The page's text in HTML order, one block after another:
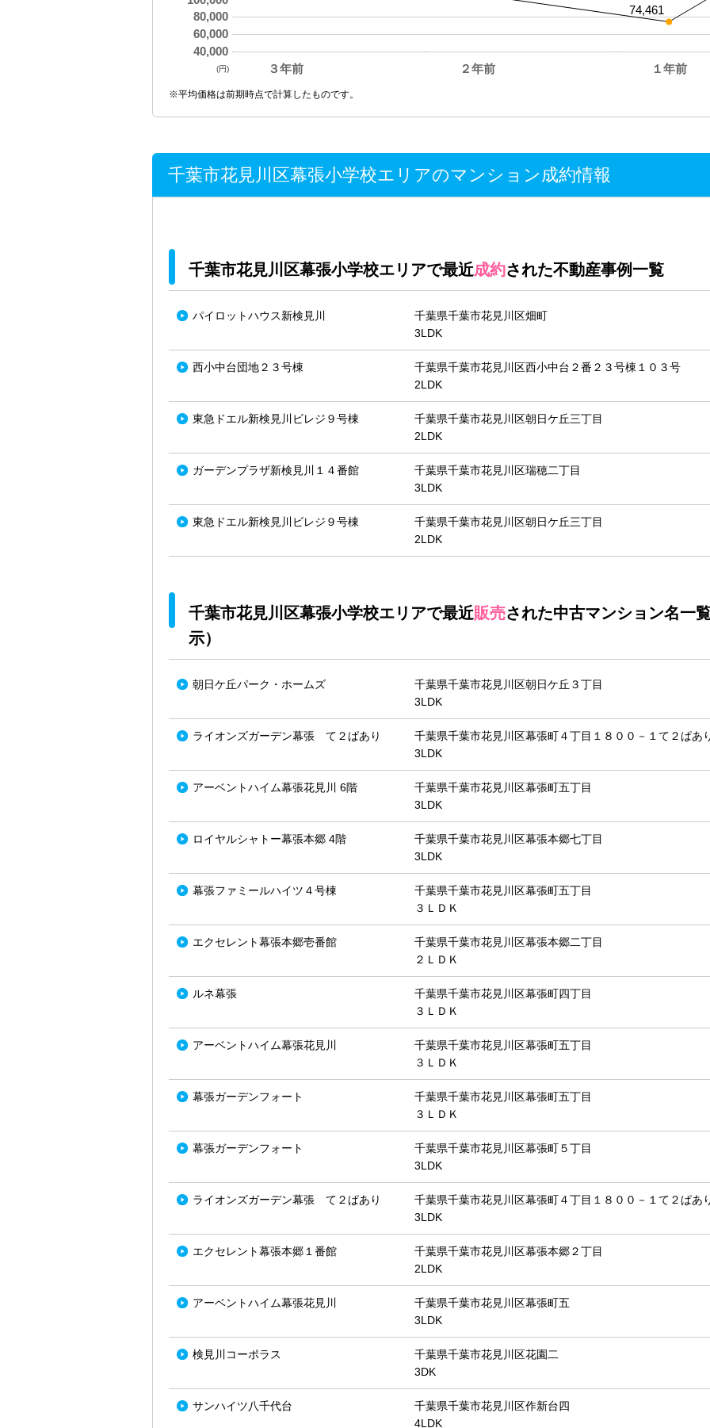
３年前 ２年前 １年前
40,000
60,000
80,000
74,461
(円)
※平均価格は前期時点で計算したものです。
千葉市花見川区幕張小学校エリアのマンション成約情報
千葉市花見川区幕張小学校エリアで最近成約された不動産事例一覧
パイロットハウス新検見川
千葉県千葉市花見川区畑町
3LDK
西小中台団地２３号棟
千葉県千葉市花見川区西小中台２番２３号棟１０３号
2LDK
東急ドエル新検見川ビレジ９号棟
千葉県千葉市花見川区朝日ケ丘三丁目
2LDK
ガーデンプラザ新検見川１４番館
千葉県千葉市花見川区瑞穂二丁目
3LDK
東急ドエル新検見川ビレジ９号棟
千葉県千葉市花見川区朝日ケ丘三丁目
2LDK
千葉市花見川区幕張小学校エリアで最近販売された中古マンション名一
示）
朝日ケ丘パーク・ホームズ
千葉県千葉市花見川区朝日ケ丘３丁目
3LDK
ライオンズガーデン幕張 て２ぱあり
千葉県千葉市花見川区幕張町４丁目１８００－１て２ぱあ
3LDK
アーベントハイム幕張花見川 6階
千葉県千葉市花見川区幕張町五丁目
3LDK
ロイヤルシャトー幕張本郷 4階
千葉県千葉市花見川区幕張本郷七丁目
3LDK
幕張ファミールハイツ４号棟
千葉県千葉市花見川区幕張町五丁目
３ＬＤＫ
エクセレント幕張本郷壱番館
千葉県千葉市花見川区幕張本郷二丁目
２ＬＤＫ
ルネ幕張
千葉県千葉市花見川区幕張町四丁目
３ＬＤＫ
アーベントハイム幕張花見川
千葉県千葉市花見川区幕張町五丁目
３ＬＤＫ
幕張ガーデンフォート
千葉県千葉市花見川区幕張町五丁目
３ＬＤＫ
幕張ガーデンフォート
千葉県千葉市花見川区幕張町５丁目
3LDK
ライオンズガーデン幕張 て２ぱあり
千葉県千葉市花見川区幕張町４丁目１８００－１て２ぱあ
3LDK
エクセレント幕張本郷１番館
千葉県千葉市花見川区幕張本郷２丁目
2LDK
アーベントハイム幕張花見川
千葉県千葉市花見川区幕張町五
3LDK
検見川コーポラス
千葉県千葉市花見川区花園二
3DK
サンハイツ八千代台
千葉県千葉市花見川区作新台四
4LDK